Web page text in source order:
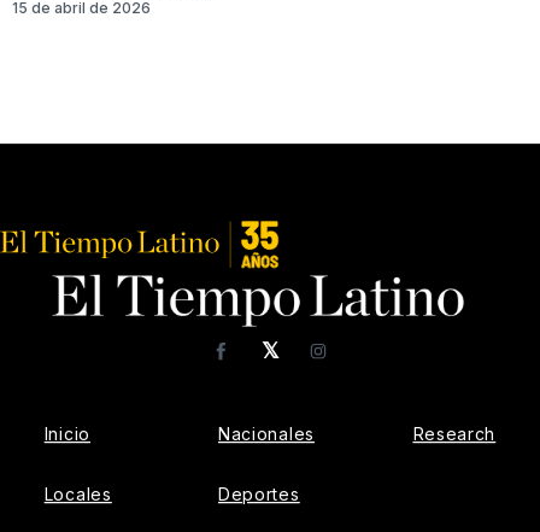
15 de abril de 2026
𝕏
FacebookInstagram
Inicio
Locales
Nacionales
Deportes
Research